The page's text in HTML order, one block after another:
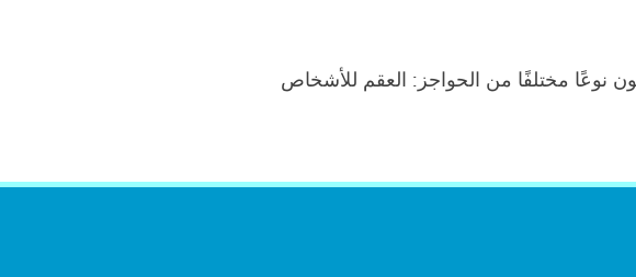
نوعًا مختلفًا من الحواجز: العقم للأشخاص